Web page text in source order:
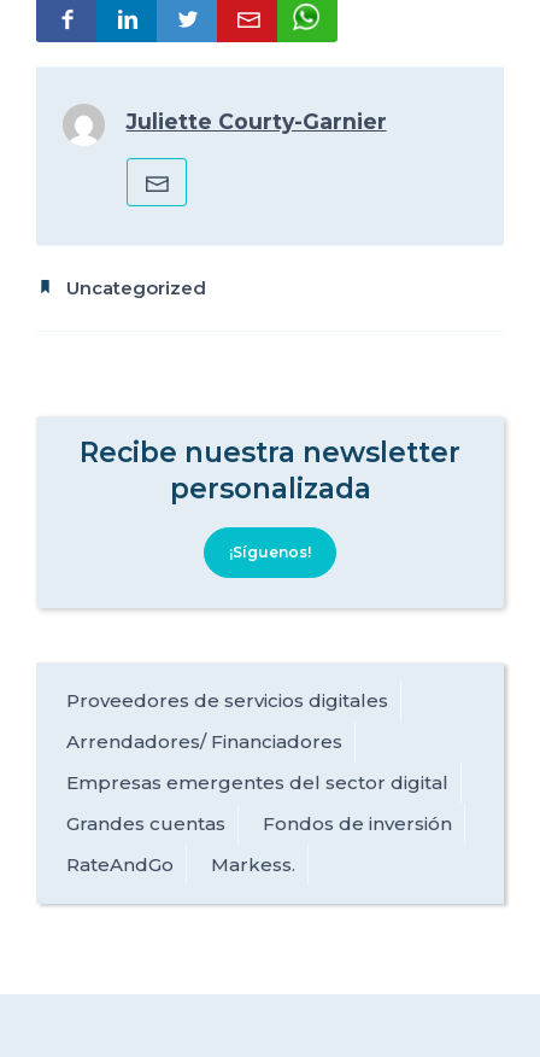
Juliette Courty-Garnier
Uncategorized
Recibe nuestra newsletter
personalizada
¡Síguenos!
Proveedores de servicios digitales
Arrendadores/ Financiadores
Empresas emergentes del sector digital
Grandes cuentas
Fondos de inversión
RateAndGo
Markess.